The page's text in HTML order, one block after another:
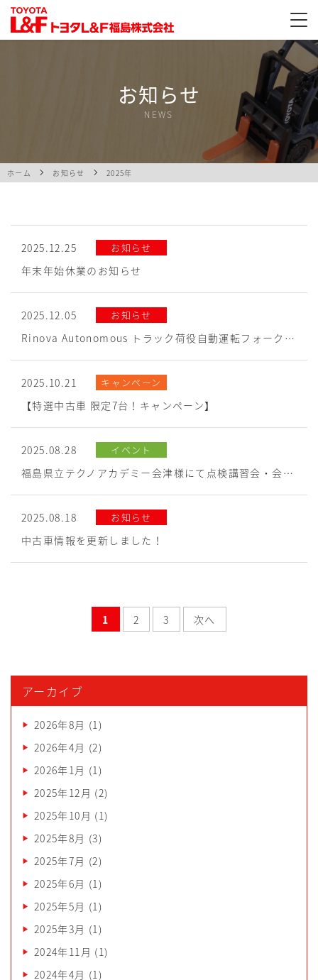
お知らせ
NEWS
ホーム お知らせ 2025年
2025.12.25 お知らせ
年末年始休業のお知らせ
2025.12.05 お知らせ
Rinova Autonomous トラック荷役自動運転フォークリフト
2025.10.21 キャンペーン
【特選中古車 限定7台！キャンペーン】
2025.08.28 イベント
福島県立テクノアカデミー会津様にて点検講習会・会社説明会を開催しました。
2025.08.18 お知らせ
中古車情報を更新しました！
1 2 3 次へ
アーカイブ
2026年8月 (1)
2026年4月 (2)
2026年1月 (1)
2025年12月 (2)
2025年10月 (1)
2025年8月 (3)
2025年7月 (2)
2025年6月 (1)
2025年5月 (1)
2025年3月 (1)
2024年11月 (1)
2024年4月 (1)